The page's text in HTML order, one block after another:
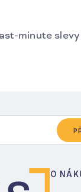
minute
O